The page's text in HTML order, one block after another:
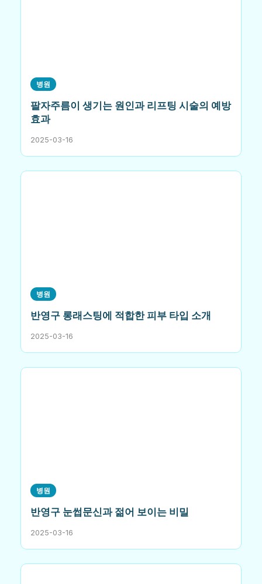
병원
팔자주름이 생기는 원인과 리프팅 시술의 예방
효과
2025-03-16
병원
반영구 롱래스팅에 적합한 피부 타입 소개
2025-03-16
병원
반영구 눈썹문신과 젊어 보이는 비밀
2025-03-16